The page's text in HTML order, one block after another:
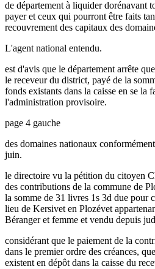
de département à liquider dorénavant
payer et ceux qui pourront être faits
recouvrement des capitaux des
L'agent national entendu.
est d'avis que le département arrête
le receveur du district, payé de la
fonds existants dans la caisse en se la
l'administration provisoire.
page 4 gauche
des domaines nationaux
juin.
le directoire vu la pétition du citoyen
des contributions de la commune de
la somme de 31 livres 1s 3d due pour
lieu de Kersivet en Plozévet
Béranger et femme et vendu depuis
considérant que le paiement de la
dans le premier ordre des créances,
existent en dépôt dans la caisse du